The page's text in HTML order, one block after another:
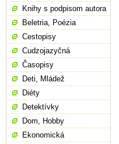
Knihy s podpisom autora
Beletria, Poézia
Cestopisy
Cudzojazyčná
Časopisy
Deti, Mládež
Diéty
Detektívky
Dom, Hobby
Ekonomická